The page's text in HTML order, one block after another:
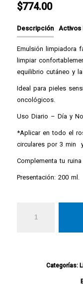
$774.00
Descripción Activos
Emulsión limpiadora
limpiar
equilibrio cutáneo y
Ideal para pieles
oncológicos.
Uso Diario – Día y
*Aplicar en todo el
circulares por 3 min
Complementa tu
Presentación: 200 ml.
Categorías: